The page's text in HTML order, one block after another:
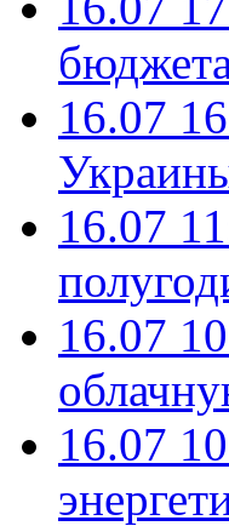
16.07
16.07
16.07
16.07